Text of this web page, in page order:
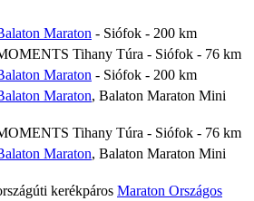
Maraton - Siófok - 200 km
Tihany Túra - Siófok - 76 km
Maraton - Siófok - 200 km
Maraton, Balaton Maraton Mini
Tihany Túra - Siófok - 76 km
Maraton, Balaton Maraton Mini
kerékpáros Maraton Országos